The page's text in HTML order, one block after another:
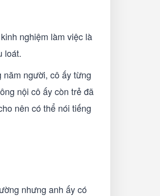
nghiệm làm việc là
loát.
người, cô ấy từng
nội cô ấy còn trẻ đã
nên có thể nói tiếng
nhưng anh ấy có